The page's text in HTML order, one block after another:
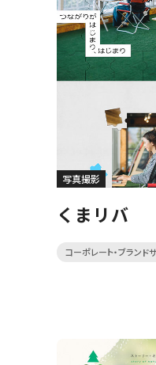
写真撮影
くまリバ
コーポレート・ブランド